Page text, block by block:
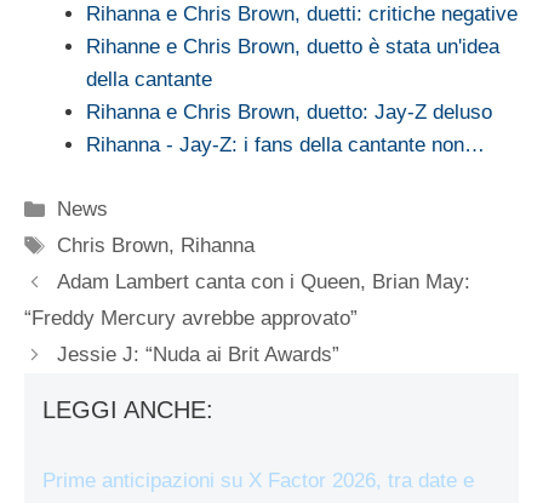
Rihanna e Chris Brown, duetti: critiche negative
Rihanne e Chris Brown, duetto è stata un'idea
della cantante
Rihanna e Chris Brown, duetto: Jay-Z deluso
Rihanna - Jay-Z: i fans della cantante non…
Categorie
News
Tag
Chris Brown, Rihanna
Adam Lambert canta con i Queen, Brian May:
“Freddy Mercury avrebbe approvato”
Jessie J: “Nuda ai Brit Awards”
LEGGI ANCHE:
Prime anticipazioni su X Factor 2026, tra date e